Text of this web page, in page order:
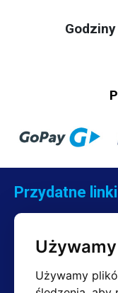
Używamy
Przydatne linki
Kontakt
Reklamacje
Regulamin
Zwroty